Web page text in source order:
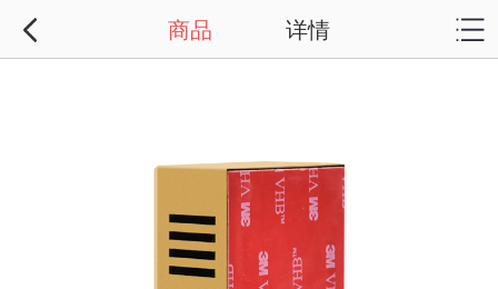
商品 详情